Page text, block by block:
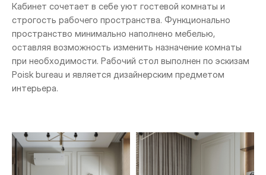
Кабинет сочетает в себе уют гостевой комнаты и
строгость рабочего пространства. Функционально
пространство минимально наполнено мебелью,
оставляя возможность изменить назначение комнаты
при необходимости. Рабочий стол выполнен по эскизам
Poisk bureau и является дизайнерским предметом
интерьера.